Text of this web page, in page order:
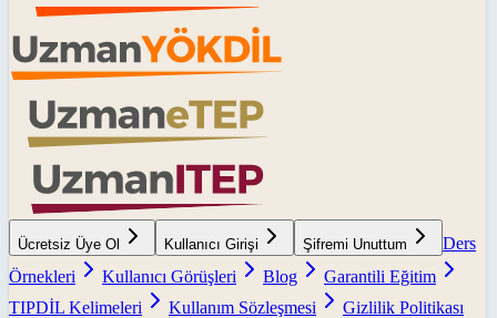
Ücretsiz Üye Ol Kullanıcı Girişi Şifremi Unuttum
Ders
Örnekleri
Kullanıcı Görüşleri Blog
Garantili Eğitim
TIPDİL Kelimeleri
Kullanım Sözleşmesi
Gizlilik Politikası